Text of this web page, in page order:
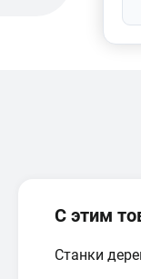
С этим
Станки